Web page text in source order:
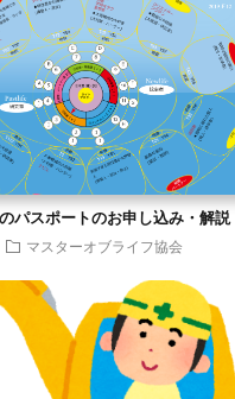
パスポートのお申し込み・解説
マスターオブライフ協会